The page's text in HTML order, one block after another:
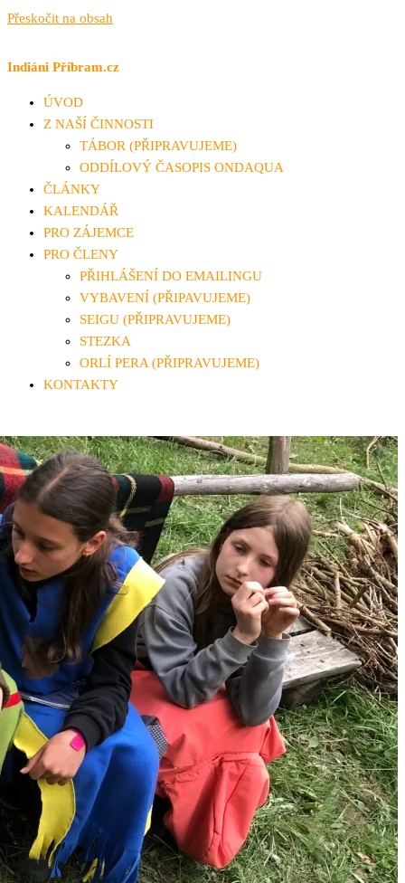
Přeskočit na obsah
Indiáni Příbram.cz
ÚVOD
Z NAŠÍ ČINNOSTI
TÁBOR (PŘIPRAVUJEME)
ODDÍLOVÝ ČASOPIS ONDAQUA
ČLÁNKY
KALENDÁŘ
PRO ZÁJEMCE
PRO ČLENY
PŘIHLÁŠENÍ DO EMAILINGU
VYBAVENÍ (PŘIPAVUJEME)
SEIGU (PŘIPRAVUJEME)
STEZKA
ORLÍ PERA (PŘIPRAVUJEME)
KONTAKTY